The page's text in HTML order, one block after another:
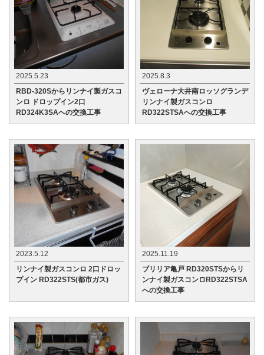
2025.5.23
RBD-320Sからリンナイ製ガスコ
ンロ ドロップイン2口
RD324K3SAへの交換工事
2025.8.3
ヴェローナ大井南ロッソグランデ
リンナイ製ガスコンロ
RD322STSAへの交換工事
2023.5.12
リンナイ製ガスコンロ 2口ドロッ
プイン RD322STS(都市ガス)
2025.11.19
ブリリア亀戸 RD320STSからリ
ンナイ製ガスコンロRD322STSA
への交換工事